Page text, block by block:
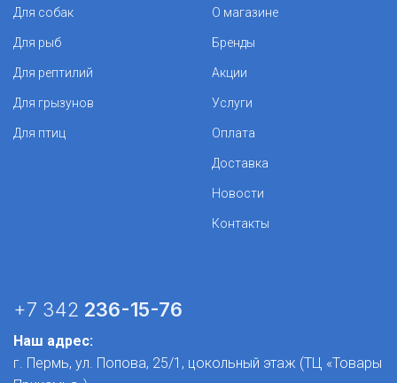
Для собак
Для рыб
Для рептилий
Для грызунов
Для птиц
О магазине
Бренды
Акции
Услуги
Оплата
Доставка
Новости
Контакты
+7 342 236-15-76
Наш адрес:
г. Пермь, ул. Попова, 25/1​, цокольный этаж (ТЦ «Товары